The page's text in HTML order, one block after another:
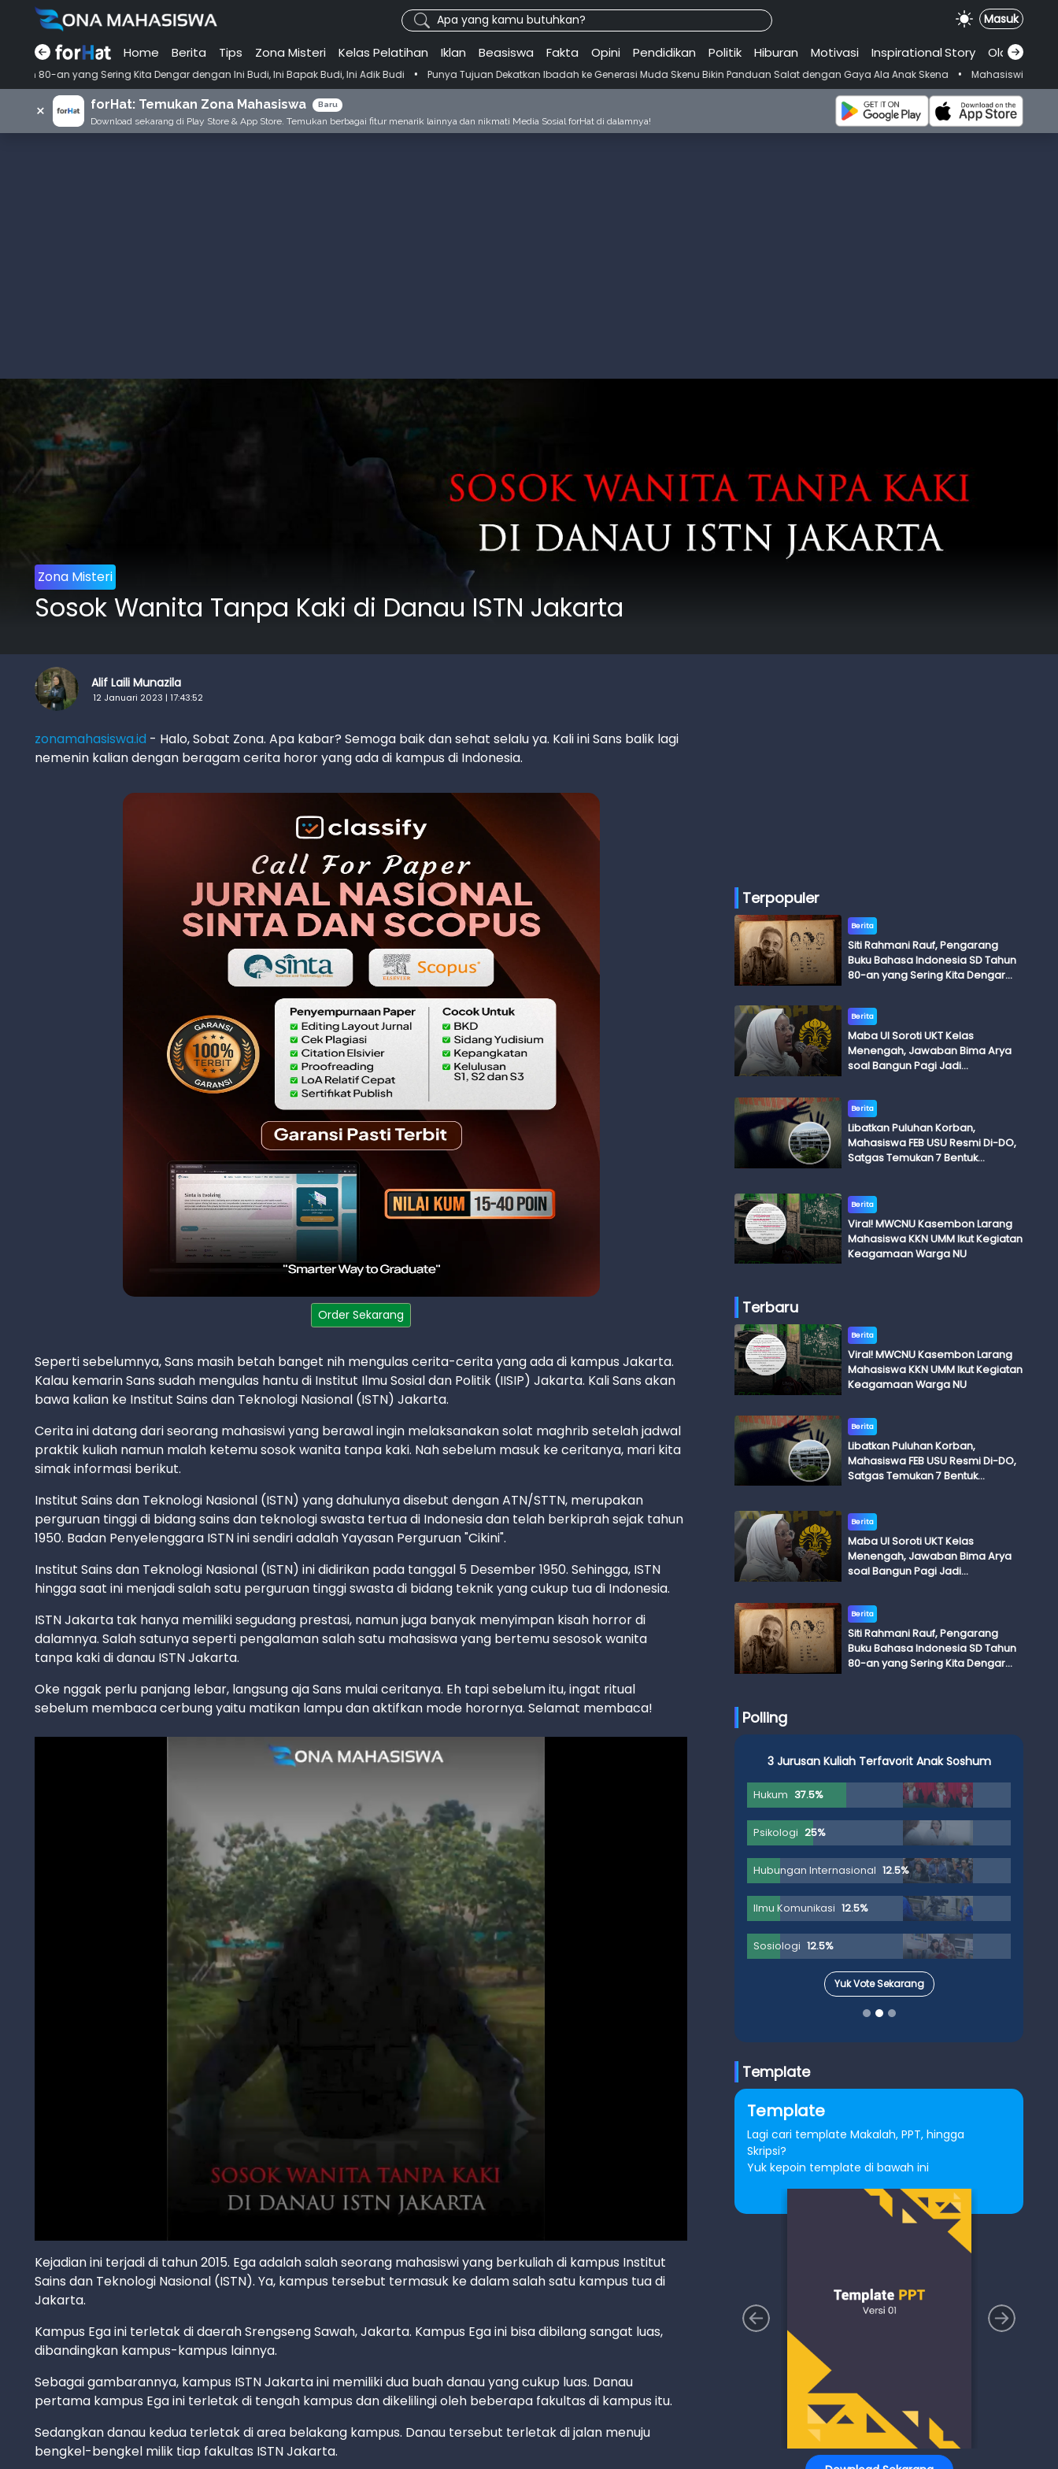
Apa yang kamu butuhkan? Masuk
Home Berita Tips Zona Misteri Kelas Pelatihan Iklan Beasiswa Fakta Opini Pendidikan Politik Hiburan Motivasi Inspirational.Story Olahraga
Sering Kita Dengar dengan Ini Budi, Ini Bapak Budi, Ini Adik Budi • Punya Tujuan Dekatkan Ibadah ke Generasi Muda Skenu Bikin Panduan Salat dengan Gaya Ala Anak Skena • Mahasiswi Prodi FKM-Undana
× forHat: Temukan Zona Mahasiswa Baru
Download sekarang di Play Store & App Store. Temukan berbagai fitur menarik lainnya dan nikmati Media Sosial forHat di dalamnya!
Zona Misteri
Sosok Wanita Tanpa Kaki di Danau ISTN Jakarta
Alif Laili Munazila
12 Januari 2023 | 17:43:52
zonamahasiswa.id - Halo, Sobat Zona. Apa kabar? Semoga baik dan sehat selalu ya. Kali ini Sans balik lagi
nemenin kalian dengan beragam cerita horor yang ada di kampus di Indonesia.
Order Sekarang
Seperti sebelumnya, Sans masih betah banget nih mengulas cerita-cerita yang ada di kampus Jakarta.
Kalau kemarin Sans sudah mengulas hantu di Institut Ilmu Sosial dan Politik (IISIP) Jakarta. Kali Sans akan
bawa kalian ke Institut Sains dan Teknologi Nasional (ISTN) Jakarta.
Cerita ini datang dari seorang mahasiswi yang berawal ingin melaksanakan solat maghrib setelah jadwal
praktik kuliah namun malah ketemu sosok wanita tanpa kaki. Nah sebelum masuk ke ceritanya, mari kita
simak informasi berikut.
Institut Sains dan Teknologi Nasional (ISTN) yang dahulunya disebut dengan ATN/STTN, merupakan
perguruan tinggi di bidang sains dan teknologi swasta tertua di Indonesia dan telah berkiprah sejak tahun
1950. Badan Penyelenggara ISTN ini sendiri adalah Yayasan Perguruan "Cikini".
Institut Sains dan Teknologi Nasional (ISTN) ini didirikan pada tanggal 5 Desember 1950. Sehingga, ISTN
hingga saat ini menjadi salah satu perguruan tinggi swasta di bidang teknik yang cukup tua di Indonesia.
ISTN Jakarta tak hanya memiliki segudang prestasi, namun juga banyak menyimpan kisah horror di
dalamnya. Salah satunya seperti pengalaman salah satu mahasiswa yang bertemu sesosok wanita
tanpa kaki di danau ISTN Jakarta.
Oke nggak perlu panjang lebar, langsung aja Sans mulai ceritanya. Eh tapi sebelum itu, ingat ritual
sebelum membaca cerbung yaitu matikan lampu dan aktifkan mode horornya. Selamat membaca!
Kejadian ini terjadi di tahun 2015. Ega adalah salah seorang mahasiswi yang berkuliah di kampus Institut
Sains dan Teknologi Nasional (ISTN). Ya, kampus tersebut termasuk ke dalam salah satu kampus tua di
Jakarta.
Kampus Ega ini terletak di daerah Srengseng Sawah, Jakarta. Kampus Ega ini bisa dibilang sangat luas,
dibandingkan kampus-kampus lainnya.
Sebagai gambarannya, kampus ISTN Jakarta ini memiliki dua buah danau yang cukup luas. Danau
pertama kampus Ega ini terletak di tengah kampus dan dikelilingi oleh beberapa fakultas di kampus itu.
Sedangkan danau kedua terletak di area belakang kampus. Danau tersebut terletak di jalan menuju
bengkel-bengkel milik tiap fakultas ISTN Jakarta.
Terpopuler
Berita
Siti Rahmani Rauf, Pengarang
Buku Bahasa Indonesia SD Tahun
80-an yang Sering Kita Dengar
Adik Budi
Berita
Maba UI Soroti UKT Kelas
Menengah, Jawaban Bima Arya
soal Bangun Pagi Jadi
Berita
Libatkan Puluhan Korban,
Mahasiswa FEB USU Resmi Di-DO,
Satgas Temukan 7 Bentuk
Berita
Viral! MWCNU Kasembon Larang
Mahasiswa KKN UMM Ikut Kegiatan
Keagamaan Warga NU
Terbaru
Berita
Viral! MWCNU Kasembon Larang
Mahasiswa KKN UMM Ikut Kegiatan
Keagamaan Warga NU
Berita
Libatkan Puluhan Korban,
Mahasiswa FEB USU Resmi Di-DO,
Satgas Temukan 7 Bentuk
Berita
Maba UI Soroti UKT Kelas
Menengah, Jawaban Bima Arya
soal Bangun Pagi Jadi
Berita
Siti Rahmani Rauf, Pengarang
Buku Bahasa Indonesia SD Tahun
80-an yang Sering Kita Dengar
Polling
3 Jurusan Kuliah Terfavorit Anak Soshum
Hukum 37.5%
Psikologi 25%
Hubungan Internasional 12.5%
Ilmu Komunikasi 12.5%
Sosiologi 12.5%
Yuk Vote Sekarang
Template
Template
Lagi cari template Makalah, PPT, hingga
Skripsi?
Yuk kepoin template di bawah ini